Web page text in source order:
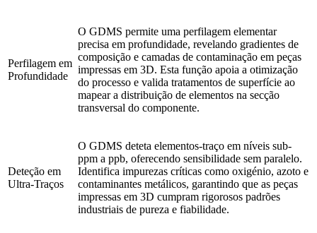
Perfilagem em
Profundidade
O GDMS permite uma perfilagem elementar
precisa em profundidade, revelando gradientes de
composição e camadas de contaminação em peças
impressas em 3D. Esta função apoia a otimização
do processo e valida tratamentos de superfície ao
mapear a distribuição de elementos na secção
transversal do componente.
Deteção em
Ultra-Traços
O GDMS deteta elementos-traço em níveis sub-
ppm a ppb, oferecendo sensibilidade sem paralelo.
Identifica impurezas críticas como oxigénio, azoto e
contaminantes metálicos, garantindo que as peças
impressas em 3D cumpram rigorosos padrões
industriais de pureza e fiabilidade.